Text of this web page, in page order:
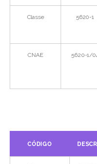
Classe 5620-1
CNAE 5620-1/
CÓDIGO